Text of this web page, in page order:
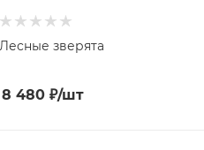
Лесные зверята
8 480₽/шт